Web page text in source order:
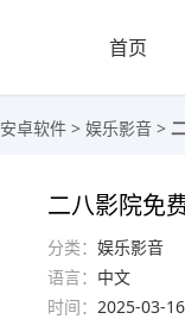
首页
安卓软件 > 娱乐影音 >
二八影院免
分类： 娱乐影音
语言： 中文
时间： 2025-03-